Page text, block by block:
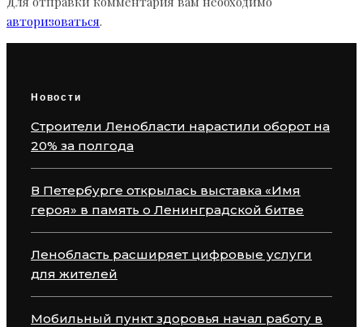
авторизоваться.
Новости
Строители Ленобласти нарастили оборот на
20% за полгода
В Петербурге открылась выставка «Имя
героя» в память о Ленинградской битве
Ленобласть расширяет цифровые услуги
для жителей
Мобильный пункт здоровья начал работу в